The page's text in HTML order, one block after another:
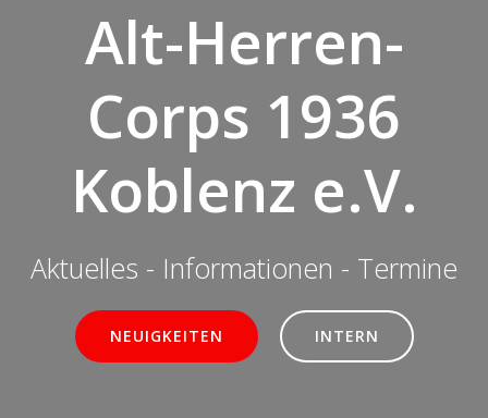
Alt-Herren-
Corps 1936
Koblenz e.V.
Aktuelles - Informationen - Termine
NEUIGKEITEN INTERN